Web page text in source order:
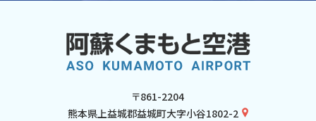
〒861-2204
熊本県上益城郡益城町大字小谷1802-2